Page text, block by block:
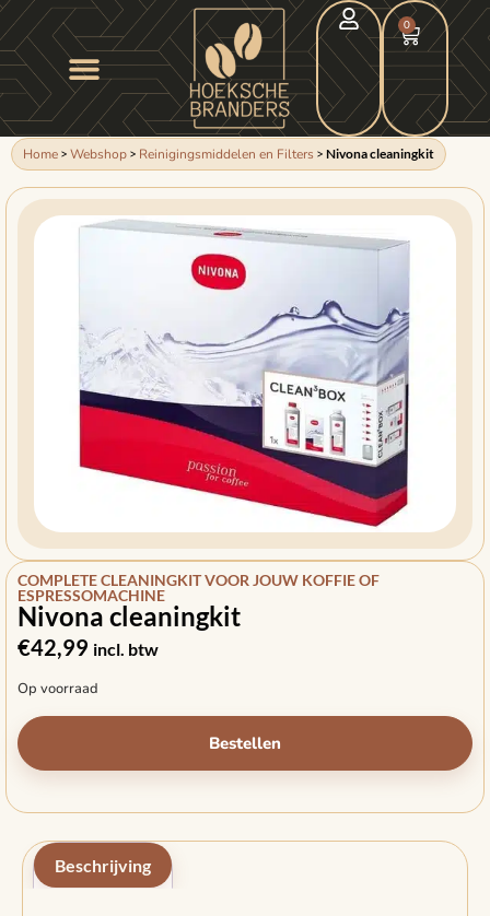
0
Home > Webshop > Reinigingsmiddelen en Filters > Nivona cleaningkit
COMPLETE CLEANINGKIT VOOR JOUW KOFFIE OF
ESPRESSOMACHINE
Nivona cleaningkit
€42,99 incl. btw
Op voorraad
Bestellen
Beschrijving